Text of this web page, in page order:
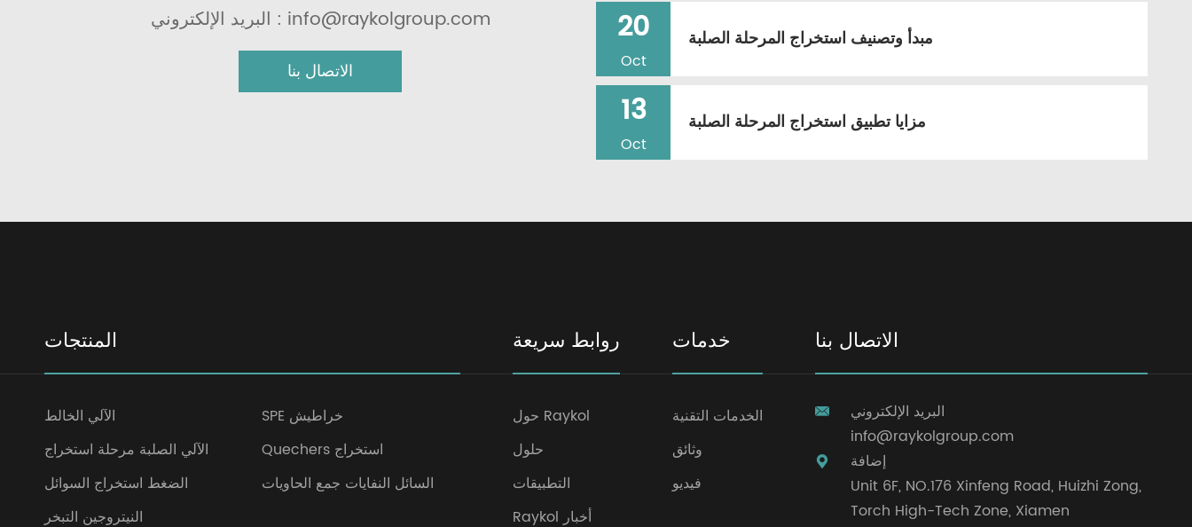
البريد الإلكتروني : info@raykolgroup.com
الاتصال بنا
20
Oct
مبدأ وتصنيف استخراج المرحلة الصلبة
13
Oct
مزايا تطبيق استخراج المرحلة الصلبة
المنتجات
الآلي الخالط
الآلي الصلبة مرحلة استخراج
الضغط استخراج السوائل
النيتروجين التبخر
SPE خراطيش
Quechers استخراج
السائل النفايات جمع الحاويات
روابط سريعة
حول Raykol
حلول
التطبيقات
Raykol أخبار
خدمات
الخدمات التقنية
وثائق
فيديو
الاتصال بنا

البريد الإلكتروني
info@raykolgroup.com

إضافة
Unit 6F, NO.176 Xinfeng Road, Huizhi Zong,
Torch High-Tech Zone, Xiamen